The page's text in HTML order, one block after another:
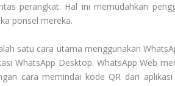
perangkat. Hal ini memudahkan
ponsel mereka.
satu cara utama menggunakan
WhatsApp Desktop. WhatsApp Web
cara memindai kode QR dari